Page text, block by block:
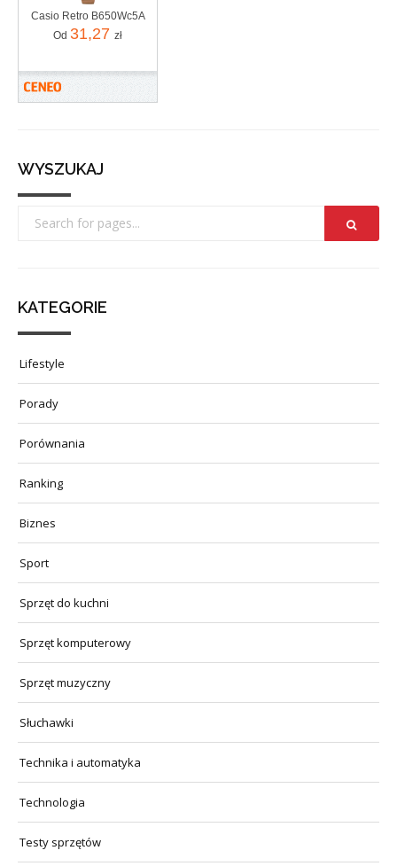
Casio Retro B650Wc5A
Od 31,27 zł
WYSZUKAJ
KATEGORIE
Lifestyle
Porady
Porównania
Ranking
Biznes
Sport
Sprzęt do kuchni
Sprzęt komputerowy
Sprzęt muzyczny
Słuchawki
Technika i automatyka
Technologia
Testy sprzętów